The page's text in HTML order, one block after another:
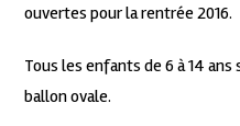
ouvertes pour la rentrée 2016.
Tous les enfants de 6 à 14
ballon ovale.